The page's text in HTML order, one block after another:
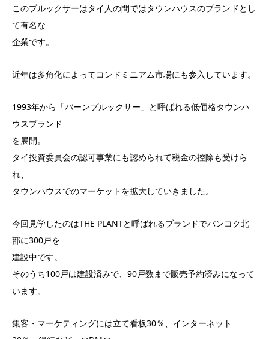
このプルックサーはタイ人の間ではタウンハウスのブランドとし
て有名な
企業です。
近年は多角化によってコンドミニアム市場にも参入しています。
1993年から「バーンプルックサー」と呼ばれる低価格タウンハ
ウスブランド
を展開。
タイ投資委員会の認可事業にも認められて税金の控除も受けら
れ、
タウンハウスでのマーケットを拡大していきました。
今回見学したのはTHE PLANTと呼ばれるブランドでバンコク北
部に300戸を
建設中です。
そのうち100戸は建設済みで、90戸数まで販売予約済みになって
います。
集客・マーケティングには立て看板30％、インターネット